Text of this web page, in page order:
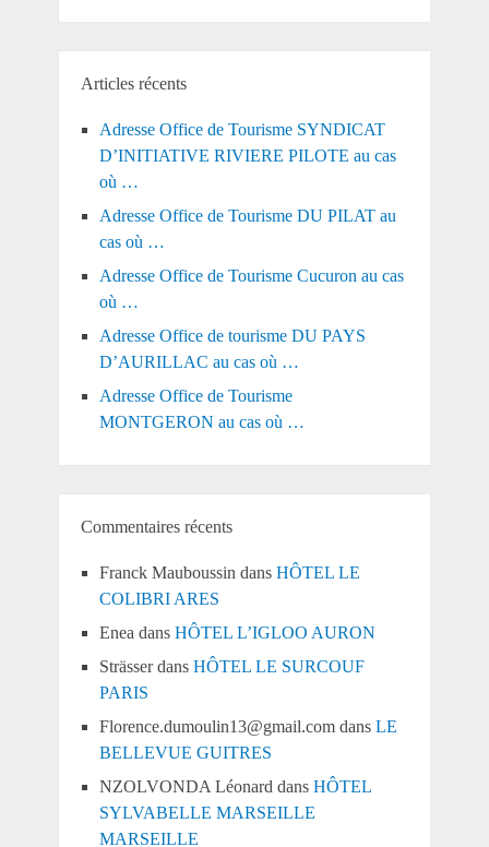
Articles récents
Adresse Office de Tourisme SYNDICAT
D’INITIATIVE RIVIERE PILOTE au cas
où …
Adresse Office de Tourisme DU PILAT au
cas où …
Adresse Office de Tourisme Cucuron au cas
où …
Adresse Office de tourisme DU PAYS
D’AURILLAC au cas où …
Adresse Office de Tourisme
MONTGERON au cas où …
Commentaires récents
Franck Mauboussin dans HÔTEL LE
COLIBRI ARES
Enea dans HÔTEL L’IGLOO AURON
Strässerdans HÔTEL LE SURCOUF
PARIS
Florence.dumoulin13@gmail.comdans LE
BELLEVUE GUITRES
NZOLVONDA Léonard dans HÔTEL
SYLVABELLE MARSEILLE
MARSEILLE